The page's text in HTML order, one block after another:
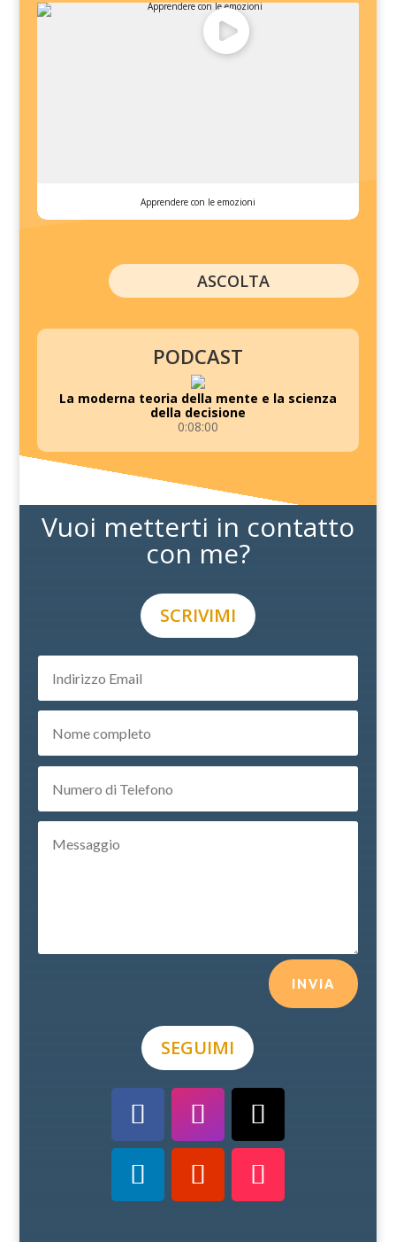
Apprendere con le emozioni
ASCOLTA
PODCAST
La moderna teoria della mente e la scienza
della decisione
0:08:00
Vuoi metterti in contatto
con me?
SCRIVIMI
INVIA
SEGUIMI